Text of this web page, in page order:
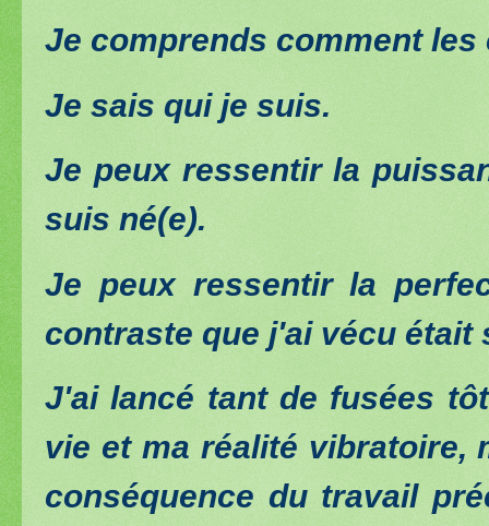
Je comprends comment
Je sais qui je suis.
Je peux ressentir la
suis né(e).
Je peux ressentir la
contraste que j'ai vécu était
J'ai lancé tant de fusées
vie et ma réalité vibratoire,
conséquence du travail